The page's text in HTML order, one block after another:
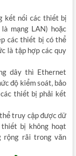
kết nối các thiết bị
mạng LAN) hoặc
các thiết bị có thể
là tập hợp các quy
dây thì Ethernet
độ kiểm soát, bảo
thiết bị phải kết
truy cập được dữ
bị không hoạt
rộng rãi trong văn